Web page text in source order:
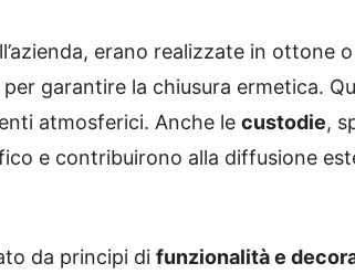
erano realizzate in ottone
garantire la chiusura ermetica.
atmosferici. Anche le custodie,
e contribuirono alla diffusione
da principi di funzionalità e